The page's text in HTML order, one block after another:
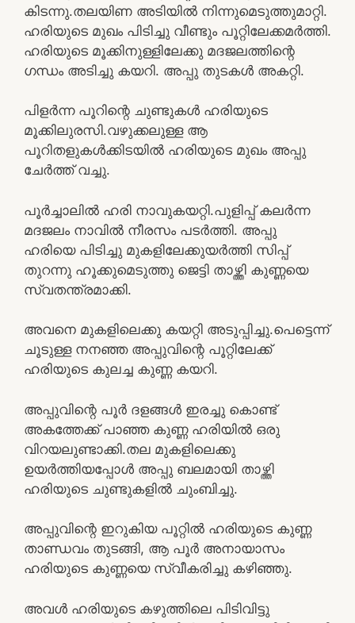
കിടന്നു.തലയിണ അടിയിൽ നിന്നുമെടുത്തുമാറ്റി.
ഹരിയുടെ മുഖം പിടിച്ചു വീണ്ടും പൂറ്റിലേക്കമർത്തി.
ഹരിയുടെ മൂക്കിനുള്ളിലേക്കു മദജലത്തിന്റെ
ഗന്ധം അടിച്ചു കയറി. അപ്പു തുടകൾ അകറ്റി.
പിളർന്ന പൂറിന്റെ ചുണ്ടുകൾ ഹരിയുടെ
മൂക്കിലുരസി.വഴുക്കലുള്ള ആ
പൂറിതളുകൾക്കിടയിൽ ഹരിയുടെ മുഖം അപ്പു
ചേർത്ത് വച്ചു.
പൂർച്ചാലിൽ ഹരി നാവുകയറ്റി.പുളിപ്പ് കലർന്ന
മദജലം നാവിൽ നീരസം പടർത്തി. അപ്പു
ഹരിയെ പിടിച്ചു മുകളിലേക്കുയർത്തി സിപ്പ്
തുറന്നു ഹൂക്കുമെടുത്തു ജെട്ടി താഴ്ത്തി കുണ്ണയെ
സ്വതന്ത്രമാക്കി.
അവനെ മുകളിലെക്കു കയറ്റി അടുപ്പിച്ചു.പെട്ടെന്ന്
ചൂടുള്ള നനഞ്ഞ അപ്പുവിന്റെ പൂറ്റിലേക്ക്
ഹരിയുടെ കുലച്ച കുണ്ണ കയറി.
അപ്പുവിന്റെ പൂർ ദളങ്ങൾ ഇരച്ചു കൊണ്ട്
അകത്തേക്ക് പാഞ്ഞ കുണ്ണ ഹരിയിൽ ഒരു
വിറയലുണ്ടാക്കി.തല മുകളിലെക്കു
ഉയർത്തിയപ്പോൾ അപ്പു ബലമായി താഴ്ത്തി
ഹരിയുടെ ചുണ്ടുകളിൽ ചുംബിച്ചു.
അപ്പുവിന്റെ ഇറുകിയ പൂറ്റിൽ ഹരിയുടെ കുണ്ണ
താണ്ഡവം തുടങ്ങി, ആ പൂർ അനായാസം
ഹരിയുടെ കുണ്ണയെ സ്വീകരിച്ചു കഴിഞ്ഞു.
അവൾ ഹരിയുടെ കഴുത്തിലെ പിടിവിട്ടു